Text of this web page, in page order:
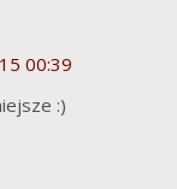
00:39
:)